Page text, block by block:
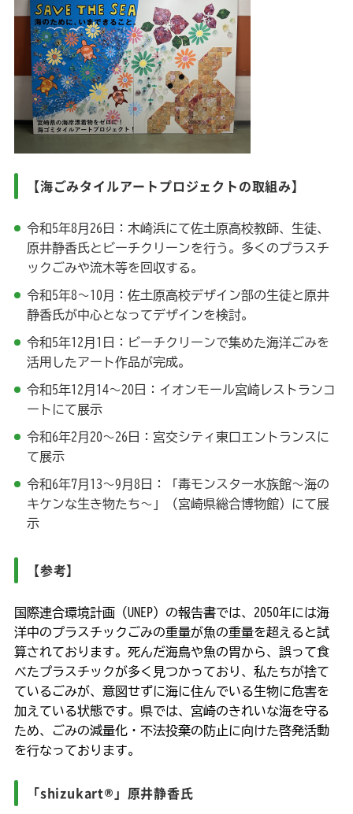
【海ごみタイルアートプロジェクトの取組み】
令和5年8月26日：木崎浜にて佐土原高校教師、生徒、
原井静香氏とビーチクリーンを行う。多くのプラスチ
ックごみや流木等を回収する。
令和5年8～10月：佐土原高校デザイン部の生徒と原井
静香氏が中心となってデザインを検討。
令和5年12月1日：ビーチクリーンで集めた海洋ごみを
活用したアート作品が完成。
令和5年12月14～20日：イオンモール宮崎レストランコ
ートにて展示
令和6年2月20～26日：宮交シティ東口エントランスに
て展示
令和6年7月13～9月8日：「毒モンスター水族館～海の
キケンな生き物たち～」（宮崎県総合博物館）にて展
示
【参考】
国際連合環境計画（UNEP）の報告書では、2050年には海
洋中のプラスチックごみの重量が魚の重量を超えると試
算されております。死んだ海鳥や魚の胃から、誤って食
べたプラスチックが多く見つかっており、私たちが捨て
ているごみが、意図せずに海に住んでいる生物に危害を
加えている状態です。県では、宮崎のきれいな海を守る
ため、ごみの減量化・不法投棄の防止に向けた啓発活動
を行なっております。
「shizukart®」原井静香氏